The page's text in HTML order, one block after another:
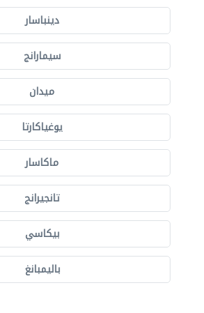
دينباسار
سيمارانج
ميدان
يوغياكارتا
ماكاسار
تانجيرانج
بيكاسي
باليمبانغ